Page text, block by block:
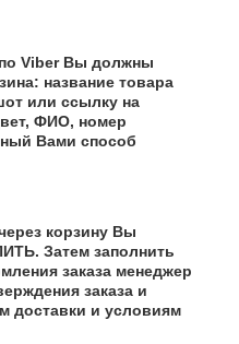
Viber Вы должны
название товара
или ссылку на
ФИО, номер
Вами способ
корзину Вы
Затем заполнить
заказа менеджер
заказа и
доставки и условиям